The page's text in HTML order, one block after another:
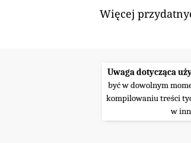
Więcej
Uwaga dotycząca
być w dowolnym
kompilowaniu treści
w